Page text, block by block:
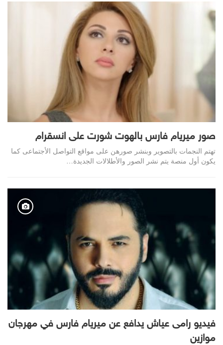
صور ميريام فارس بالهوت شورت على انسقرام
تهتم النجمات بالتصوير وبنشر صورهن على مواقع التواصل الأجتماعى كما
يكون أول منصة يتم نشر الصور والأطلالات الجديدة…
فيديو رامى عياش يدافع عن ميريام فارس في مهرجان
موازين